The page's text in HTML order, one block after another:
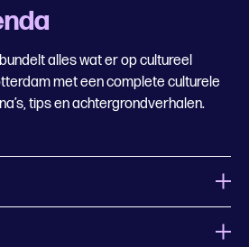
alles wat er op cultureel
met een complete culturele
tips en achtergrondverhalen.